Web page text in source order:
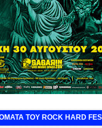
ΤΟΥ ROCK HARD